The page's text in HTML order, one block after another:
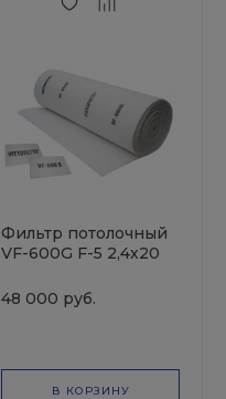
Фильтр потолочный
VF-600G F-5 2,4х20
48 000 руб.
В КОРЗИНУ